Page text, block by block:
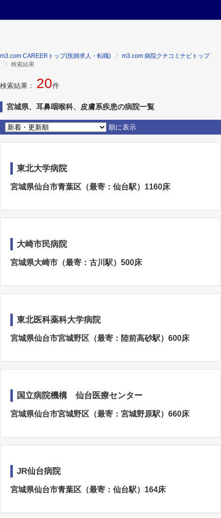
m3.com CAREERトップ(医師求人・転職)
m3.com 病院クチコミナビトップ
検索結果
検索結果： 20件
宮城県、耳鼻咽喉科、皮膚系疾患の病院一覧
順に表示
東北大学病院
宮城県仙台市青葉区（最寄：仙台駅）1160床
大崎市民病院
宮城県大崎市（最寄：古川駅）500床
東北医科薬科大学病院
宮城県仙台市宮城野区（最寄：陸前高砂駅）600床
国立病院機構 仙台医療センター
宮城県仙台市宮城野区（最寄：宮城野原駅）660床
JR仙台病院
宮城県仙台市青葉区（最寄：仙台駅）164床